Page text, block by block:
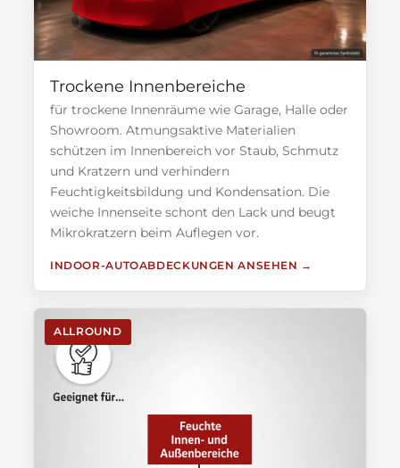
Trockene Innenbereiche
für trockene Innenräume wie Garage, Halle oder
Showroom. Atmungsaktive Materialien
schützen im Innenbereich vor Staub, Schmutz
und Kratzern und verhindern
Feuchtigkeitsbildung und Kondensation. Die
weiche Innenseite schont den Lack und beugt
Mikrokratzern beim Auflegen vor.
INDOOR-AUTOABDECKUNGEN ANSEHEN
ALLROUND